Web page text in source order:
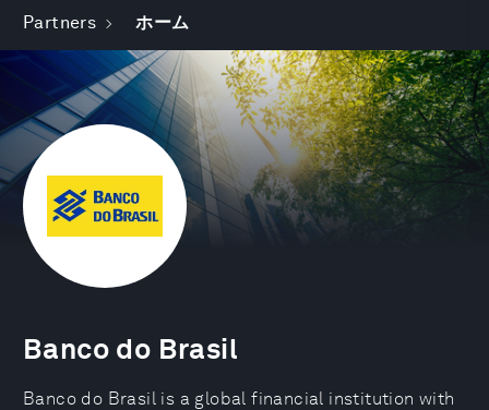
Partners ホーム
Banco do Brasil
Banco do Brasil is a global financial institution with